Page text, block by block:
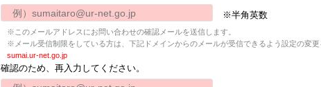
※半角英数
※このメールアドレスにお問い合わせの確認メールを送信します。
※メール受信制限をしている方は、下記ドメインからのメールが受信できるよう設定の変更
sumai.ur-net.go.jp
確認のため、再入力してください。